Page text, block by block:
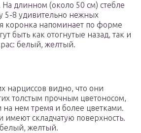
На длинном (около 50 см) стебле
5-8 удивительно нежных
коронка напоминает по форме
быть как отогнутые назад, так и
белый, желтый.
нарциссов видно, что они
толстым прочным цветоносом,
нем тремя и более цветками.
имеют складчатую поверхность.
желтый.